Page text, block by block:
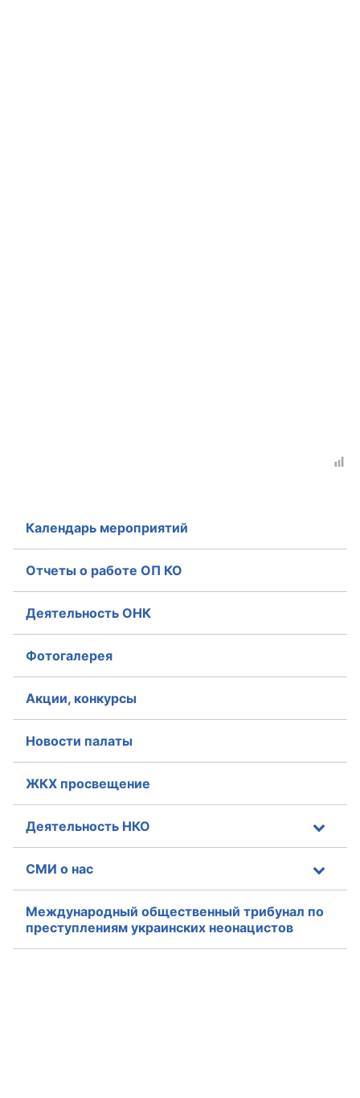
Календарь мероприятий
Отчеты о работе ОП КО
Деятельность ОНК
Фотогалерея
Акции, конкурсы
Новости палаты
ЖКХ просвещение
Деятельность НКО
СМИ о нас
Международный общественный трибунал по
преступлениям украинских неонацистов